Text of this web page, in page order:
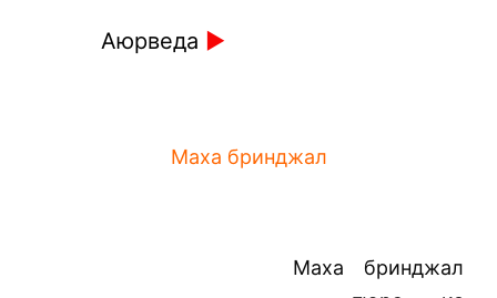
Аюрведа ►
Маха бринджал
Маха бринджал